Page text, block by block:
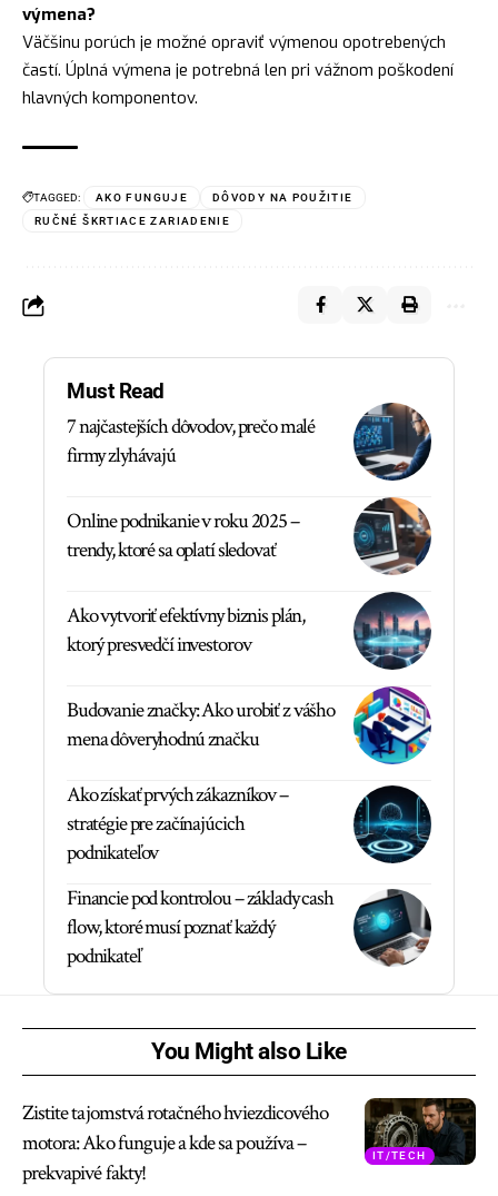
výmena?
Väčšinu porúch je možné opraviť výmenou opotrebených
častí. Úplná výmena je potrebná len pri vážnom poškodení
hlavných komponentov.
TAGGED: AKO FUNGUJE
DÔVODY NA POUŽITIE
RUČNÉ ŠKRTIACE ZARIADENIE
Must Read
7 najčastejších dôvodov, prečo malé
firmy zlyhávajú
Online podnikanie v roku 2025 –
trendy, ktoré sa oplatí sledovať
Ako vytvoriť efektívny biznis plán,
ktorý presvedčí investorov
Budovanie značky: Ako urobiť z vášho
mena dôveryhodnú značku
Ako získať prvých zákazníkov –
stratégie pre začínajúcich
podnikateľov
Financie pod kontrolou – základy cash
flow, ktoré musí poznať každý
podnikateľ
You Might also Like
IT/TECH
Zistite tajomstvá rotačného hviezdicového
motora: Ako funguje a kde sa používa –
prekvapivé fakty!